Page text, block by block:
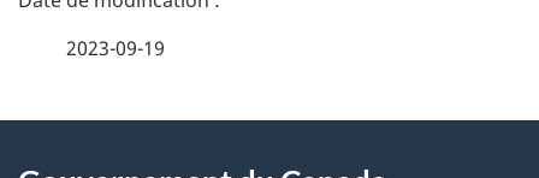
a
l
s
o
2023-09-19